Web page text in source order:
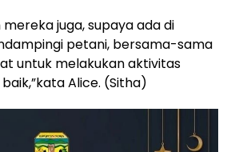
juga, supaya ada di
petani, bersama-sama
untuk melakukan aktivitas
Alice. (Sitha)